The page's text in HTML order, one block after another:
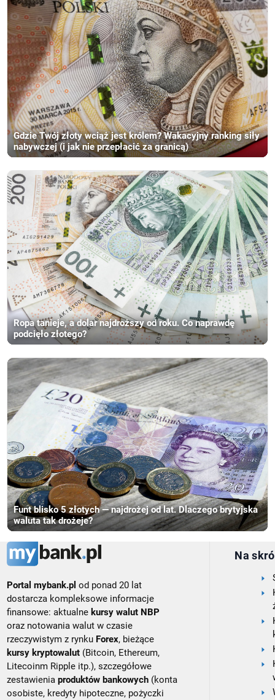
Gdzie Twój złoty wciąż jest królem? Wakacyjny ranking siły
nabywczej (i jak nie przepłacić za granicą)
Ropa tanieje, a dolar najdroższy od roku. Co naprawdę
podcięło złotego?
Funt blisko 5 złotych — najdrożej od lat. Dlaczego brytyjska
waluta tak drożeje?
Portal mybank.pl od ponad 20 lat
dostarcza kompleksowe informacje
finansowe: aktualne kursy walut NBP
oraz notowania walut w czasie
rzeczywistym z rynku Forex, bieżące
kursy kryptowalut (Bitcoin, Ethereum,
Litecoinm Ripple itp.), szczegółowe
zestawieniaproduktów bankowych (konta
osobiste, kredyty hipoteczne, pożyczki
Na